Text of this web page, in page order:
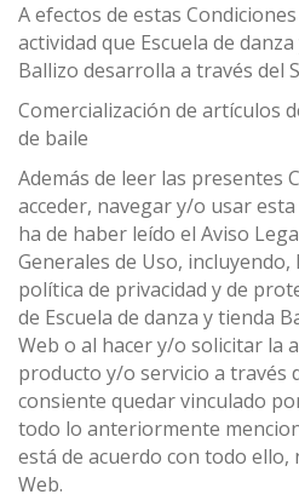
A efectos de estas
actividad que Escuela de
Ballizo desarrolla a través del
Comercialización de artículos
de baile
Además de leer las presentes
acceder, navegar y/o usar
ha de haber leído el Aviso
Generales de Uso,
política de privacidad y de
de Escuela de danza y tienda
Web o al hacer y/o solicitar la
producto y/o servicio a través
consiente quedar vinculado
todo lo anteriormente
está de acuerdo con todo ello,
Web.